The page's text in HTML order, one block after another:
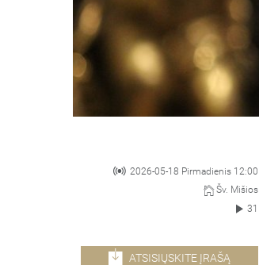
2026-05-18 Pirmadienis 12:00
Šv. Mišios
31
ATSISIŲSKITE ĮRAŠĄ